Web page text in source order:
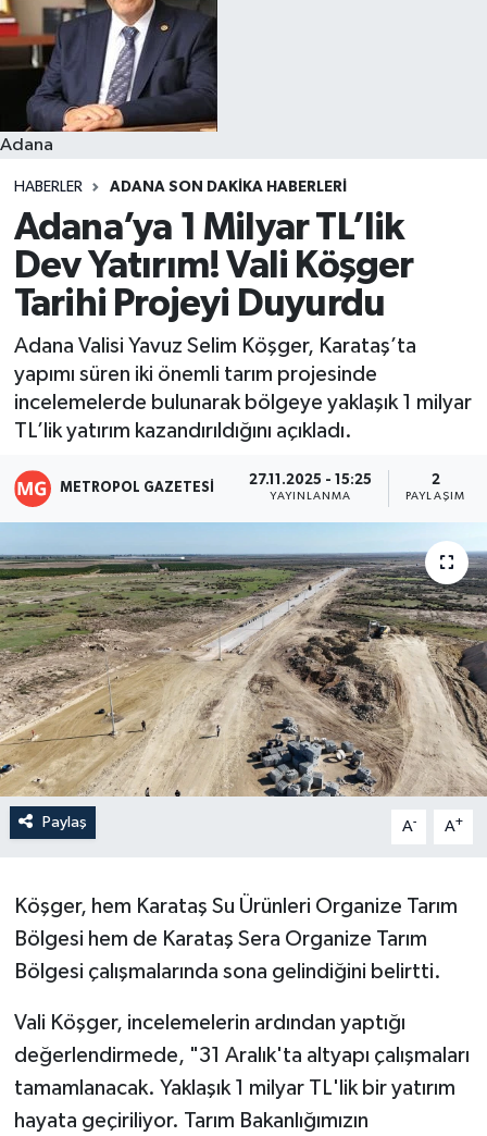
Adana
HABERLER ADANA SON DAKIKA HABERLERI
Adana’ya 1 Milyar TL’lik
Dev Yatırım! Vali Köşger
Tarihi Projeyi Duyurdu
Adana Valisi Yavuz Selim Köşger, Karataş’ta
yapımı süren iki önemli tarım projesinde
incelemelerde bulunarak bölgeye yaklaşık 1 milyar
TL’lik yatırım kazandırıldığını açıkladı.
METROPOL GAZETESI 27.11.2025 - 15:25
YAYINLANMA
2
PAYLAŞIM
Paylaş A- A+
Köşger, hem Karataş Su Ürünleri Organize Tarım
Bölgesi hem de Karataş Sera Organize Tarım
Bölgesi çalışmalarında sona gelindiğini belirtti.
Vali Köşger, incelemelerin ardından yaptığı
değerlendirmede, "31 Aralık'ta altyapı çalışmaları
tamamlanacak. Yaklaşık 1 milyar TL'lik bir yatırım
hayata geçiriliyor. Tarım Bakanlığımızın
Resmi İlanlar